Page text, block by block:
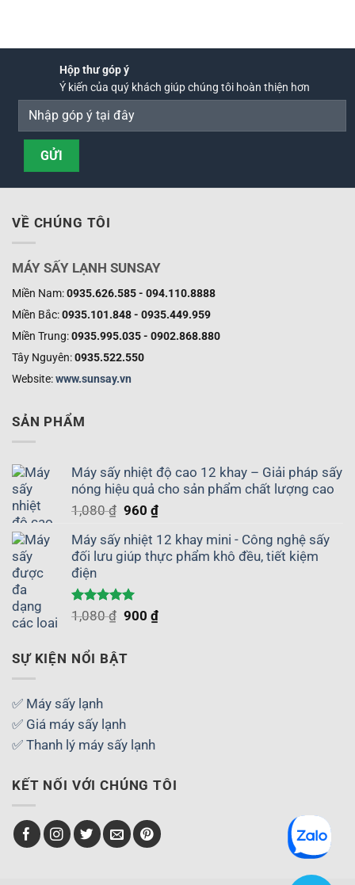
Hộp thư góp ý
Ý kiến của quý khách giúp chúng tôi hoàn thiện hơn
VỀ CHÚNG TÔI
MÁY SẤY LẠNH SUNSAY
Miền Nam:0935.626.585 - 094.110.8888
Miền Bắc:0935.101.848 - 0935.449.959
Miền Trung:0935.995.035 - 0902.868.880
Tây Nguyên:0935.522.550
Website:www.sunsay.vn
SẢN PHẨM
Máy sấy nhiệt độ cao 12 khay – Giải pháp sấy
nóng hiệu quả cho sản phẩm chất lượng cao
1,080₫ Giá
là:
1,080 ₫.
960₫Giá
tại
là:
Máy sấy nhiệt 12 khay mini - Công nghệ sấy
đối lưu giúp thực phẩm khô đều, tiết kiệm
điện
Được xếp
hạng
5.00
1,080₫ Giá
là:
1,080 ₫.
900₫Giá
SỰ KIỆN NỔI BẬT
✅ Máy sấy lạnh
✅ Giá máy sấy lạnh
✅ Thanh lý máy sấy lạnh
KẾT NỐI VỚI CHÚNG TÔI